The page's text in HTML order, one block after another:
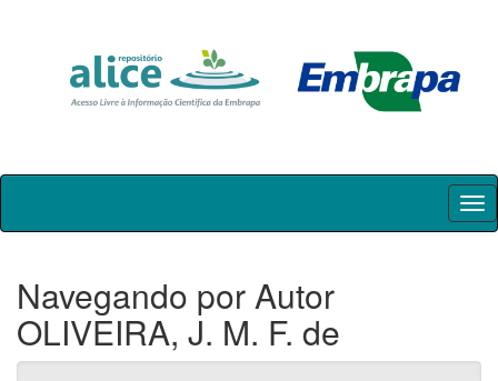
Skip
Navegando por Autor
OLIVEIRA, J. M. F. de